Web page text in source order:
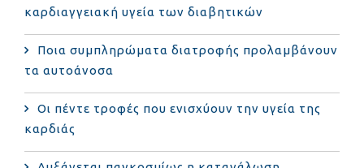
καρδιαγγειακή υγεία των διαβητικών
Ποια συμπληρώματα διατροφής προλαμβάνουν
τα αυτοάνοσα
Οι πέντε τροφές που ενισχύουν την υγεία της
καρδιάς